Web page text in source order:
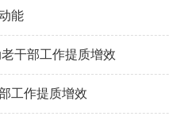
能
干部工作提质增效
工作提质增效